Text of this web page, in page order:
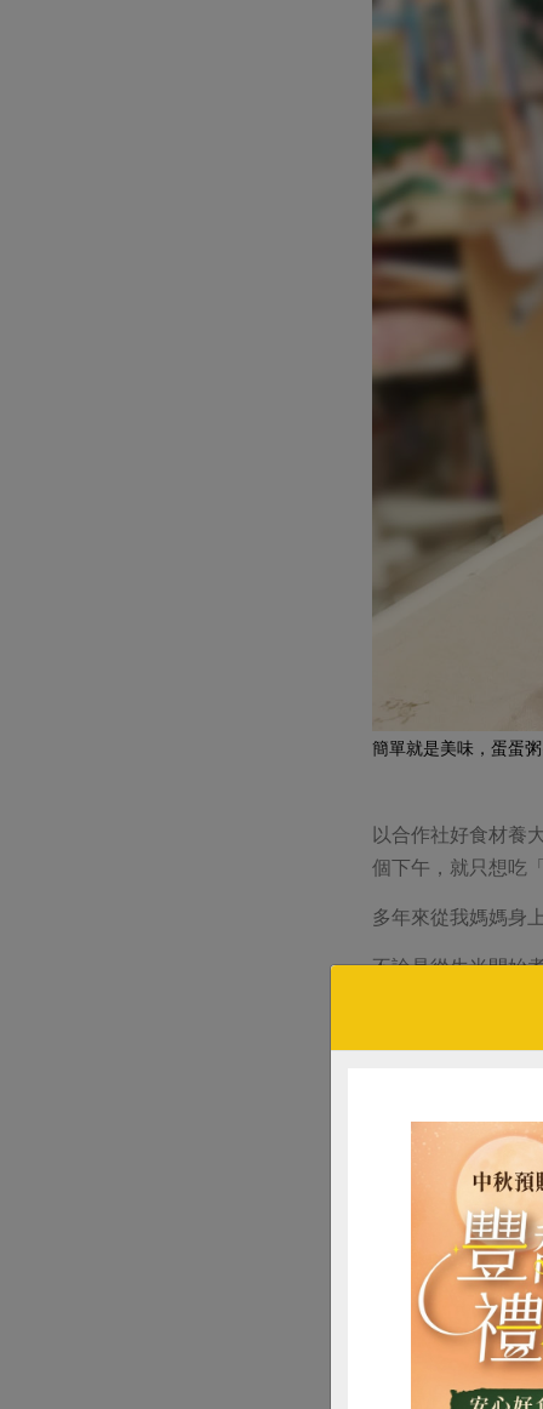
簡單就是美味，蛋蛋
以合作社好食材養
個下午，就只想吃
多年來從我媽媽身
不論是從生米開始
材料：1杯生米、
1）米和紅藜洗好
20~25分鐘。
2）米熟透後，打
因孩子在生病時
分，身心都會有舒